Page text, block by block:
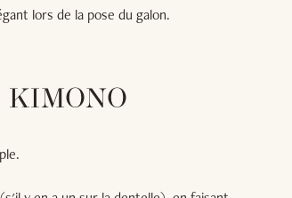
lors de la pose du galon.
KIMONO